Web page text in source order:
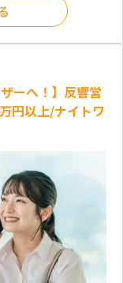
ーへ！】反響営
円以上/ナイトワ